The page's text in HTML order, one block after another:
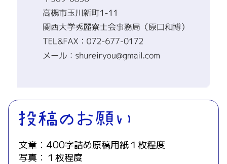
文章：400字詰め原稿用紙１枚程度
写真：１枚程度